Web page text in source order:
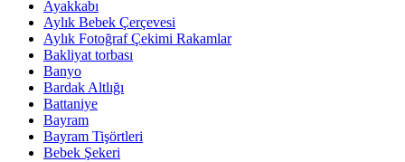
Ayakkabı
Aylık Bebek Çerçevesi
Aylık Fotoğraf Çekimi Rakamlar
Bakliyat torbası
Banyo
Bardak Altlığı
Battaniye
Bayram
Bayram Tişörtleri
Bebek Şekeri